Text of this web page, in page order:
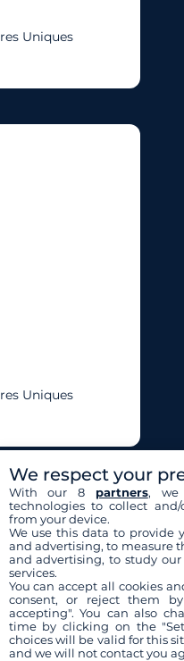
Uniques
Uniques
We respect your
With our 8 partners, we
technologies to collect
from your device.
We use this data to provide
and advertising, to measure
and advertising, to study
services.
You can accept all cookies
consent, or reject them
accepting". You can also
time by clicking on the
choices will be valid for this
and we will not contact you